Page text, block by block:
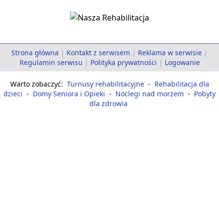
Strona główna | Kontakt z serwisem | Reklama w serwisie |
Regulamin serwisu | Polityka prywatności | Logowanie
Warto zobaczyć: Turnusy rehabilitacyjne - Rehabilitacja dla
dzieci - Domy Seniora i Opieki - Noclegi nad morzem - Pobyty
dla zdrowia